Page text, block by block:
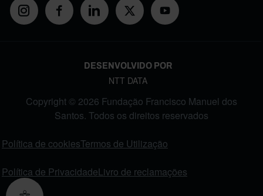
DESENVOLVIDO POR
NTT DATA
Copyright © 2026 Fundação Francisco Manuel dos
Santos. Todos os direitos reservados
Política de cookiesTermos de Utilização
Política de PrivacidadeLivro de reclamações